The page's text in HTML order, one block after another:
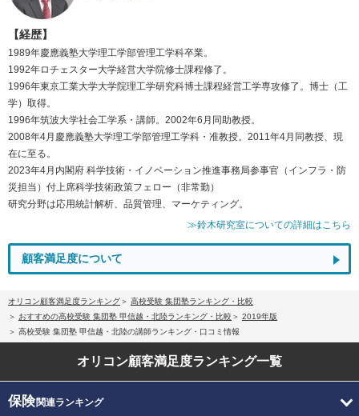
【経歴】
1989年慶應義塾大学理工学部管理工学科卒業。
1992年ロチェスター大学経営大学院修士課程修了。
1996年東京工業大学大学院理工学研究科博士課程経営工学専攻修了。博士（工
学）取得。
1996年筑波大学社会工学系・講師。2002年6月同助教授。
2008年4月慶應義塾大学理工学部管理工学科・准教授。2011年4月同教授、現
在に至る。
2023年4月内閣府 科学技術・イノベーション推進事務局参事官（インフラ・防
災担当）付上席科学技術政策フェロー（非常勤）
研究分野は応用統計解析、品質管理、マーケティング。
≫鈴木研究室についての詳細はこちら
顧客満足度について
オリコン顧客満足度ランキング
高校受験 集団塾ランキング・比較
おすすめの高校受験 集団塾 甲信越・北陸ランキング・比較
2019年版
高校受験 集団塾 甲信越・北陸の講師ランキング・口コミ情報
オリコン顧客満足度ランキング一覧
保険関連ランキング